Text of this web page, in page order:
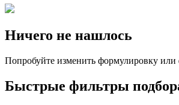
Ничего не нашлось
Попробуйте изменить формулировку или
Быстрые фильтры